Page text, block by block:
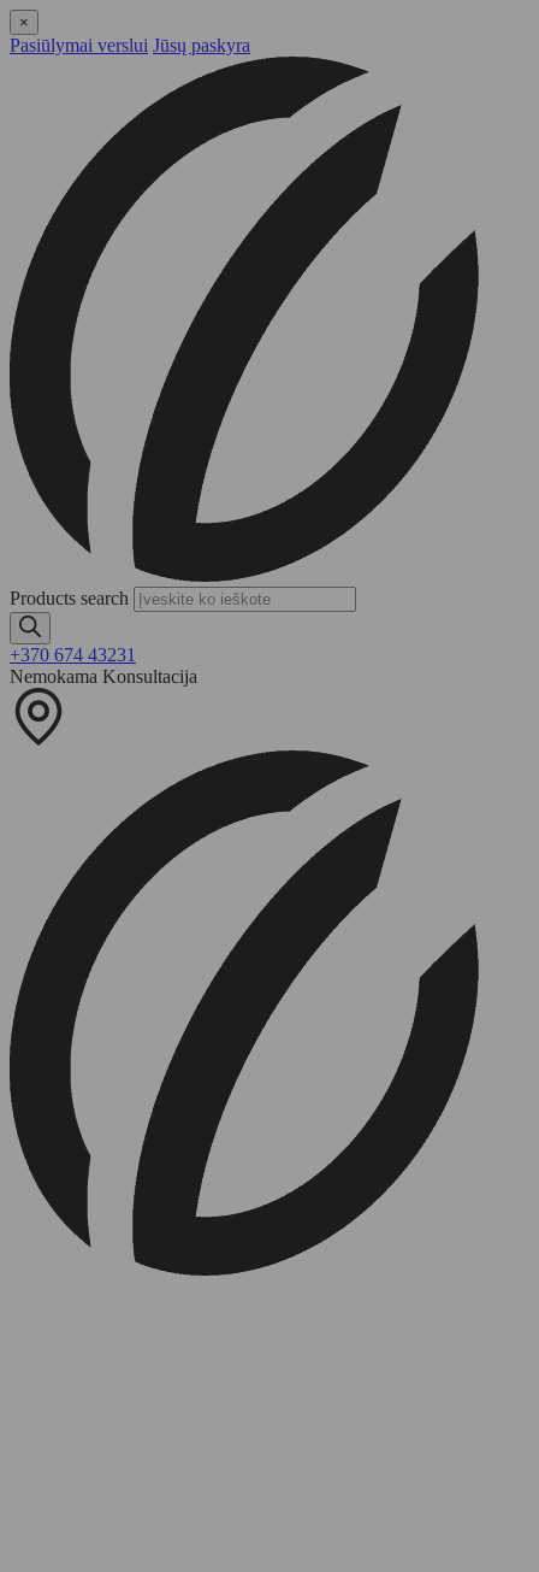
×
Pasiūlymai verslui Jūsų paskyra
Products search
+370 674 43231
Nemokama Konsultacija